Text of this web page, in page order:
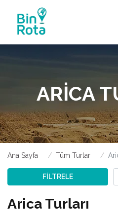
ARICA
Ana Sayfa Tüm Turlar
FİLTRELE
Arica Turları